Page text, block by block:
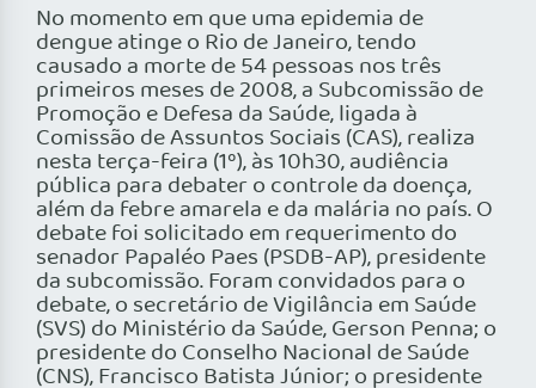
No momento em que uma epidemia de
dengue atinge o Rio de Janeiro, tendo
causado a morte de 54 pessoas nos três
primeiros meses de 2008, a Subcomissão de
Promoção e Defesa da Saúde, ligada à
Comissão de Assuntos Sociais (CAS), realiza
nesta terça-feira (1º), às 10h30, audiência
pública para debater o controle da doença,
além da febre amarela e da malária no país. O
debate foi solicitado em requerimento do
senador Papaléo Paes (PSDB-AP), presidente
da subcomissão. Foram convidados para o
debate, o secretário de Vigilância em Saúde
(SVS) do Ministério da Saúde, Gerson Penna; o
presidente do Conselho Nacional de Saúde
(CNS), Francisco Batista Júnior; o presidente